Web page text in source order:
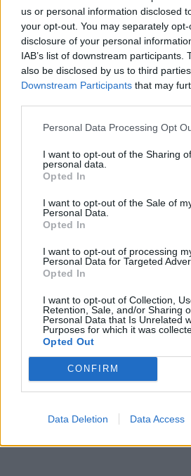
us or personal information disclosed
your opt-out. You may separately
disclosure of your personal
IAB’s list of downstream participants.
also be disclosed by us to third
Downstream Participants that may
Personal Data Processing Opt
I want to opt-out of the Sharing
personal data.
Opted In
I want to opt-out of the Sale of
Personal Data.
Opted In
I want to opt-out of processing
Personal Data for Targeted
Opted In
I want to opt-out of Collection,
Retention, Sale, and/or Sharing
Personal Data that Is Unrelated
Purposes for which it was
Opted Out
CONFIRM
Data Deletion Data Access